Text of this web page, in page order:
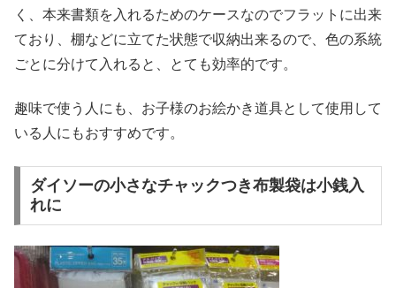
く、本来書類を入れるためのケースなのでフラットに出来
ており、棚などに立てた状態で収納出来るので、色の系統
ごとに分けて入れると、とても効率的です。
趣味で使う人にも、お子様のお絵かき道具として使用して
いる人にもおすすめです。
ダイソーの小さなチャックつき布製袋は小銭入
れに